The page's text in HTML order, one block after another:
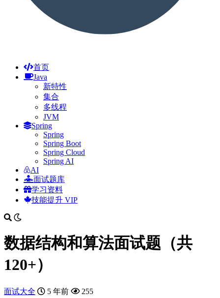
首页
Java
新特性
集合
多线程
JVM
Spring
Spring
Spring Boot
Spring Cloud
Spring AI
AI
面试题库
学习资料
技能提升 VIP
数据结构和算法面试题（共
120+）
面试大全 5 年前 255